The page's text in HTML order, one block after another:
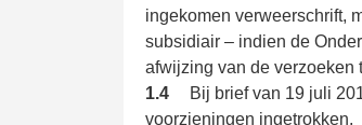
ingekomen verweerschrift,
subsidiair – indien de
afwijzing van de verzoeken
1.4
Bij brief van 19 juli
voorzieningen ingetrokken.